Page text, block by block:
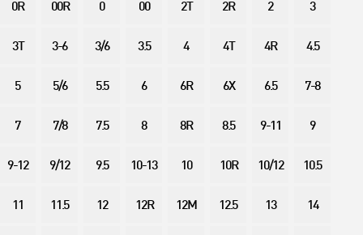
0R 00R 0 00 2T 2R 2 3
3T 3-6 3/6 3.5 4 4T 4R 4.5
5 5/6 5.5 6 6R 6X 6.5 7-8
7 7/8 7.5 8 8R 8.5 9-11 9
9-12 9/12 9.5 10-13 10 10R 10/12 10.5
11 11.5 12 12R 12M 12.5 13 14